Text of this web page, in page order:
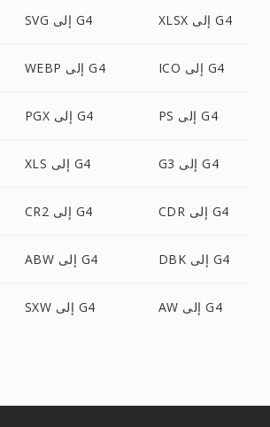
SVG إلى G4 XLSX إلى G4
WEBP إلى G4 ICO إلى G4
PGX إلى G4 PS إلى G4
XLS إلى G4 G3 إلى G4
CR2 إلى G4 CDR إلى G4
ABW إلى G4 DBK إلى G4
SXW إلى G4 AW إلى G4